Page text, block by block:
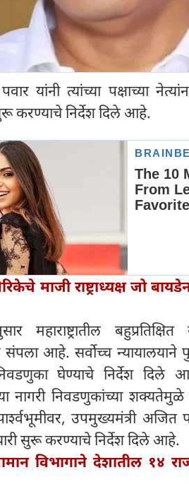
यांनी त्यांच्या पक्षाच्या
करण्याचे निर्देश दिले आहे.
माजी राष्ट्राध्यक्ष जो
महाराष्ट्रातील
आहे. सर्वोच्च न्यायालयाने
घेण्याचे निर्देश
नागरी निवडणुकांच्या शक्यतेमुळे
उपमुख्यमंत्री अजित
सुरू करण्याचे निर्देश दिले आहे.
विभागाने देशातील १४